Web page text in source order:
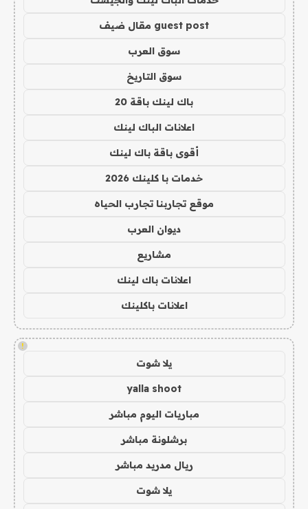
guest post مقال ضيف
سوق العرب
سوق التاريخ
باك لينك باقة 20
اعلانات الباك لينك
أقوى باقة باك لينك
خدمات با كلينك 2026
موقع تجاربنا تجارب الحياه
ديوان العرب
مشاريع
اعلانات باك لينك
اعلانات باكلينك
!
يلا شوت
yalla shoot
مباريات اليوم مباشر
برشلونة مباشر
ريال مدريد مباشر
يلا شوت